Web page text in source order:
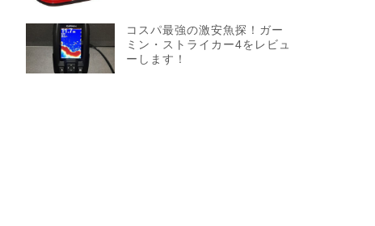
コスパ最強の激安魚探！ガー
ミン・ストライカー4をレビュ
ーします！